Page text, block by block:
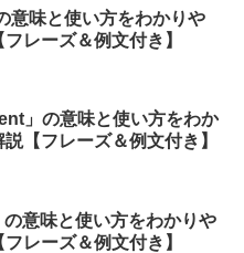
意味と使い方をわかりや
レーズ＆例文付き】
」の意味と使い方をわか
説【フレーズ＆例文付き】
の意味と使い方をわかりや
レーズ＆例文付き】